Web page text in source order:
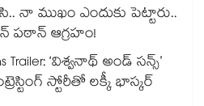
నా ముఖం ఎందుకు పెట్టారు..
ఆగ్రహం!
Trailer: ‘విశ్వనాథ్ అండ్ సన్స్’
స్టోరీతో లక్కీ భాస్కర్